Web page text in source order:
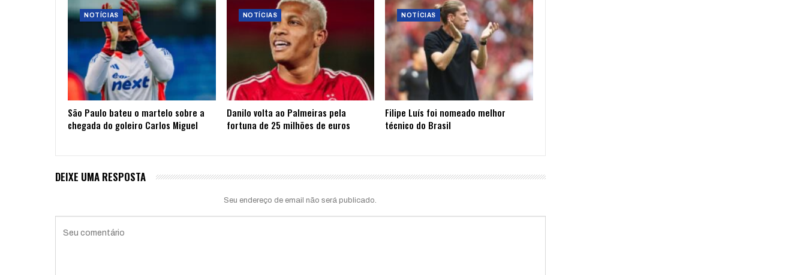
NOTÍCIAS
São Paulo bateu o martelo sobre a
chegada do goleiro Carlos Miguel
NOTÍCIAS
Danilo volta ao Palmeiras pela
fortuna de 25 milhões de euros
NOTÍCIAS
Filipe Luís foi nomeado melhor
técnico do Brasil
DEIXE UMA RESPOSTA
Seu endereço de email não será publicado.